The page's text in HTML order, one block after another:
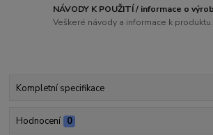
NÁVODY K POUŽITÍ / informace o
Veškeré návody a informace k produktu.
Kompletní specifikace
Hodnocení 0